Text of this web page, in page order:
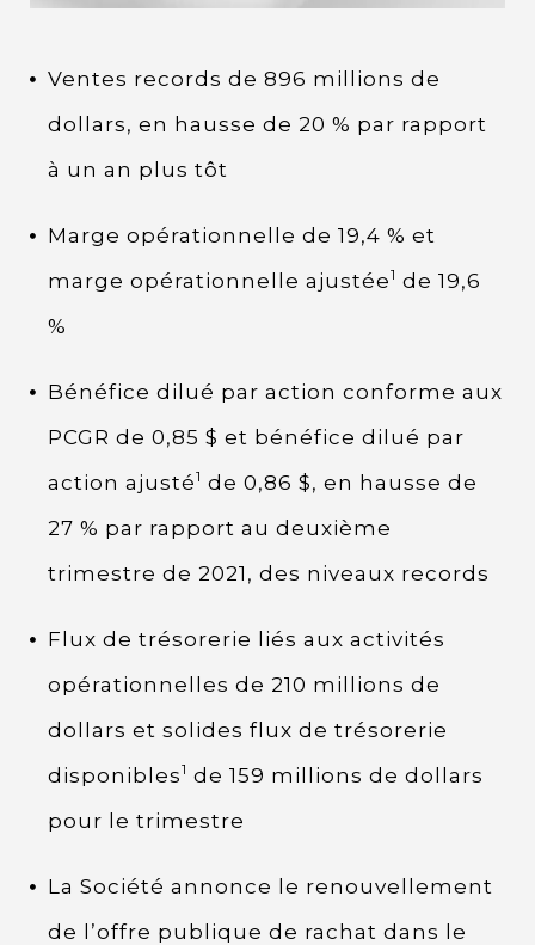
Ventes records de 896 millions de
dollars, en hausse de 20 % par rapport
à un an plus tôt
Marge opérationnelle de 19,4 % et
marge opérationnelle ajustée1 de 19,6
%
Bénéfice dilué par action conforme aux
PCGR de 0,85 $ et bénéfice dilué par
action ajusté1 de 0,86 $, en hausse de
27 % par rapport au deuxième
trimestre de 2021, des niveaux records
Flux de trésorerie liés aux activités
opérationnelles de 210 millions de
dollars et solides flux de trésorerie
disponibles1 de 159 millions de dollars
pour le trimestre
La Société annonce le renouvellement
de l’offre publique de rachat dans le